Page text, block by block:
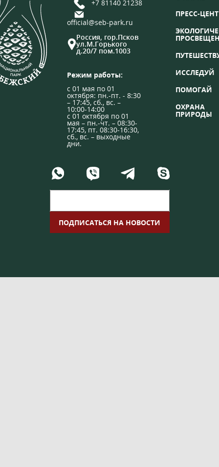
+7 81140 21238
official@seb-park.ru
Россия, гор.Псков
ул.М.Горького
д.20/7 пом.1003
Режим работы:
с 01 мая по 01
октября: пн.-пт. - 8:30
– 17:45, сб., вс. –
10:00-14:00
с 01 октября по 01
мая – пн.-чт. – 08:30-
17:45, пт. 08:30-16:30,
сб., вс. – выходные
дни.
ПРЕСС-
ИССЛЕДУЙ
ПОМОГАЙ
ОХРАНА
ПРИРОДЫ